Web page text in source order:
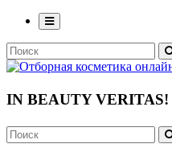
IN BEAUTY VERITAS!